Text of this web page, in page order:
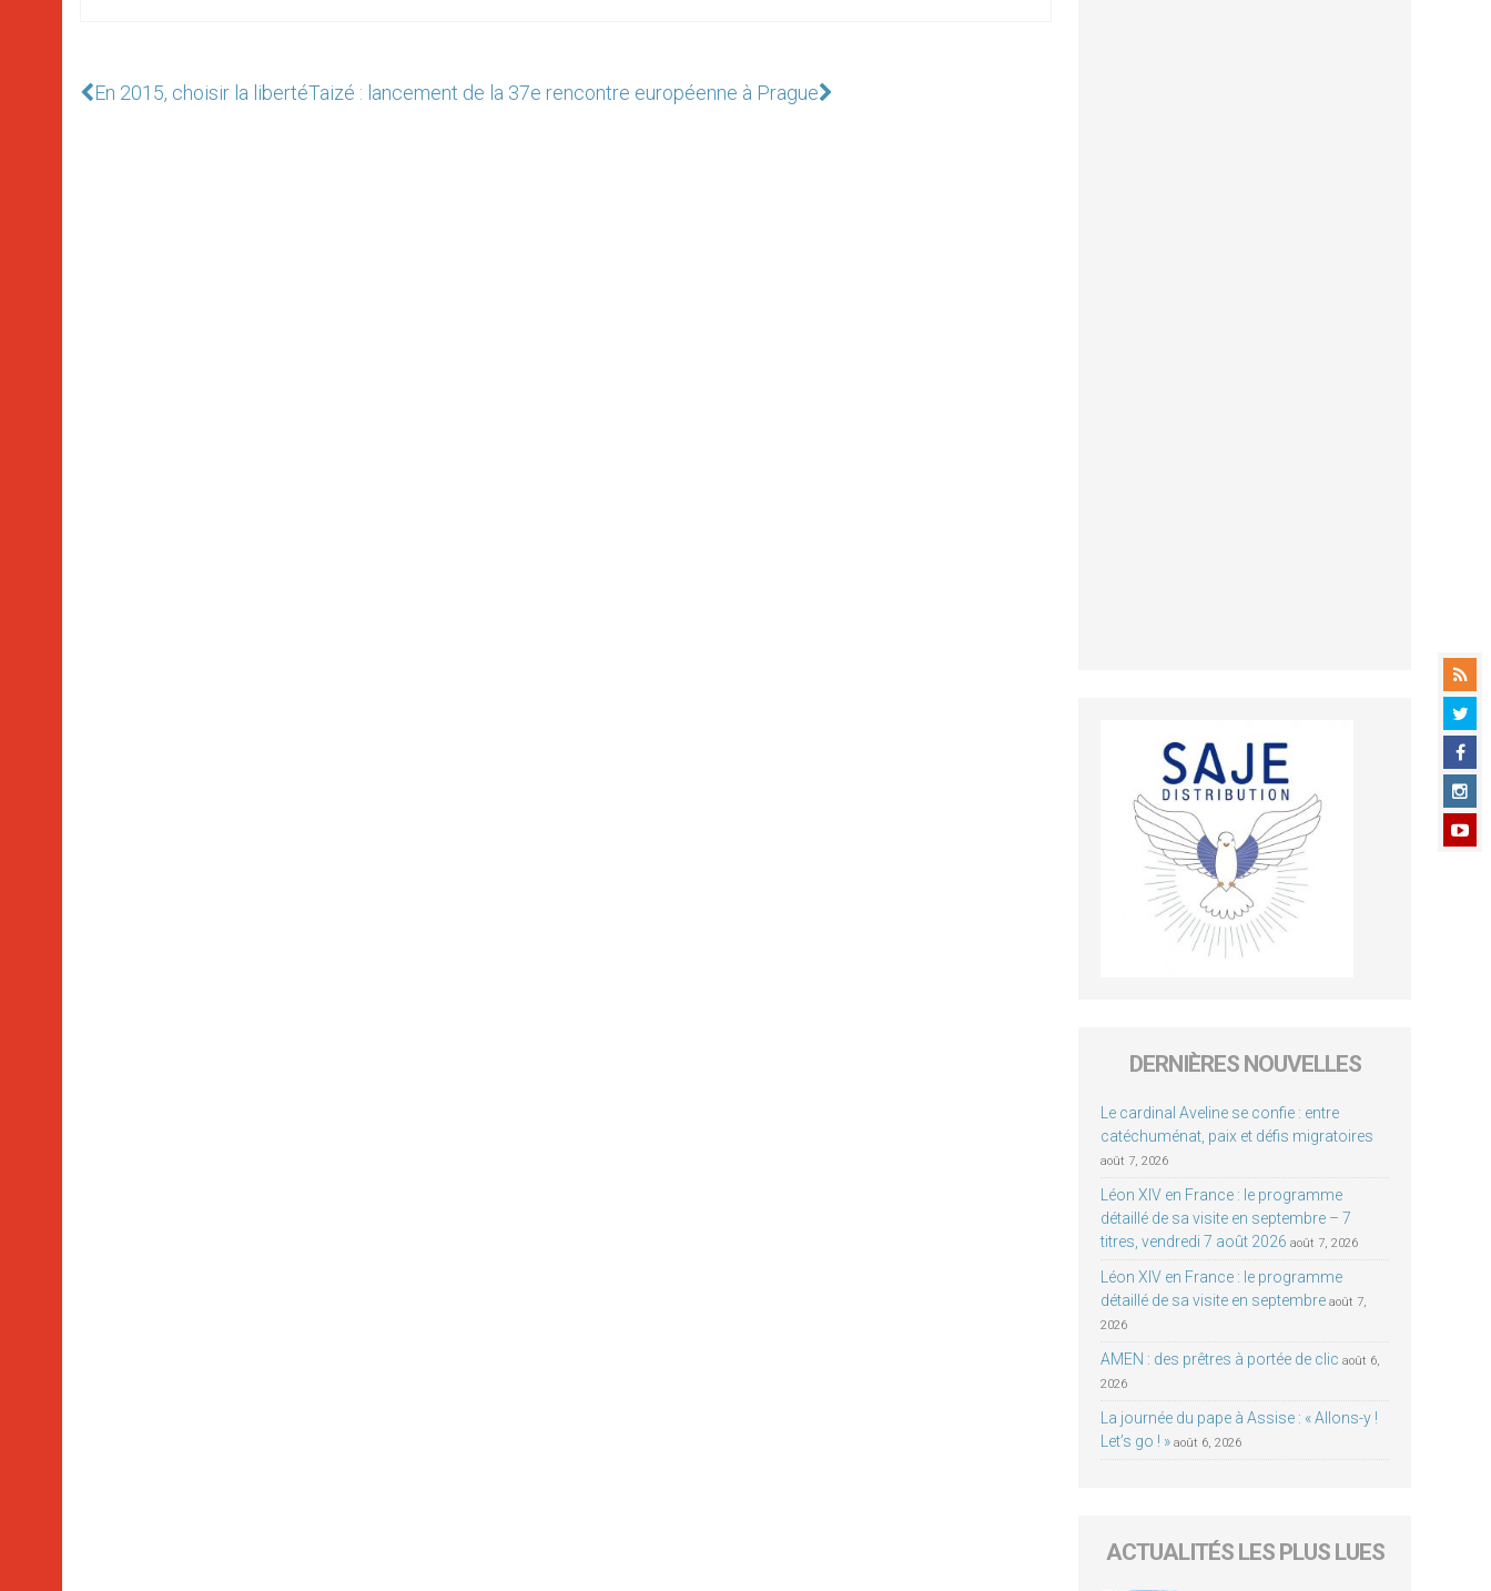
En 2015, choisir la libertéTaizé : lancement de la 37e rencontre européenne à Prague
DERNIÈRES NOUVELLES
Le cardinal Aveline se confie : entre
catéchuménat, paix et défis migratoires
août 7, 2026
Léon XIV en France : le programme
détaillé de sa visite en septembre – 7
titres, vendredi 7 août 2026 août 7, 2026
Léon XIV en France : le programme
détaillé de sa visite en septembre août 7,
2026
AMEN : des prêtres à portée de clic août 6,
2026
La journée du pape à Assise : « Allons-y !
Let’s go ! » août 6, 2026
ACTUALITÉS LES PLUS LUES